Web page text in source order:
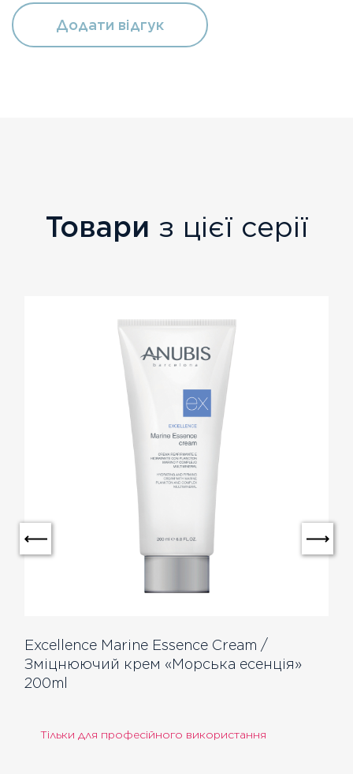
Додати відгук
Товари з цієї серії
Excellence Marine Essence Cream /
Зміцнюючий крем «Морська есенція»
200ml
Тільки для професійного використання